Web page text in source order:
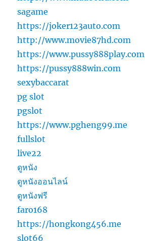
sagame
https://joker123auto.com
http://www.movie87hd.com
https://www.pussy888play.com
https://pussy888win.com
sexybaccarat
pg slot
pgslot
https://www.pgheng99.me
fullslot
live22
ดูหนัง
ดูหนังออนไลน์
ดูหนังฟรี
faro168
https://hongkong456.me
slot66